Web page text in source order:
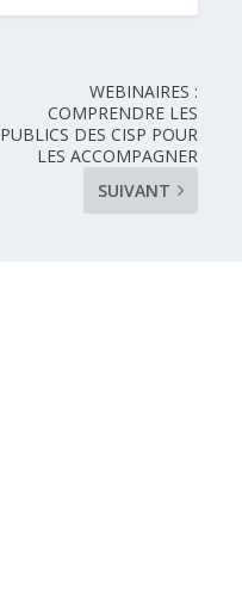
WEBINAIRES :
COMPRENDRE LES
PUBLICS DES CISP POUR
LES ACCOMPAGNER
SUIVANT